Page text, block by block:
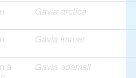
Gavia arctica
Gavia immer
à Gavia adamsii